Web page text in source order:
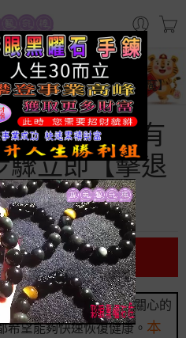
生活百科
！ 7 個步驟立即【擊退病魔】
決方法》竟有
驟立即【擊退
】
言
直是許多人在生病時最關心的
希望能夠快速恢復健康。 本